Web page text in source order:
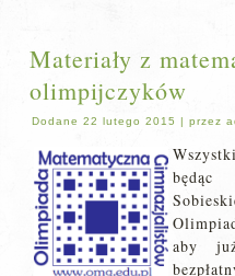
Materiały z
olimpijczyków
Dodane 22 lutego 2015 |przez
aby